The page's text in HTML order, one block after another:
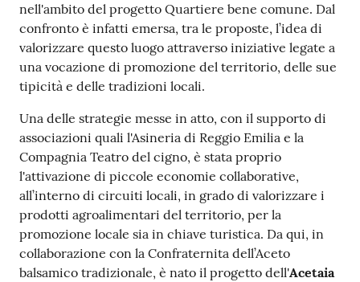
Seguici
su
nell'ambito del progetto Quartiere bene comune. Dal
confronto è infatti emersa, tra le proposte, l’idea di
valorizzare questo luogo attraverso iniziative legate a
una vocazione di promozione del territorio, delle sue
tipicità e delle tradizioni locali.
Una delle strategie messe in atto, con il supporto di
associazioni quali l'Asineria di Reggio Emilia e la
Compagnia Teatro del cigno, è stata proprio
l'attivazione di piccole economie collaborative,
all’interno di circuiti locali, in grado di valorizzare i
prodotti agroalimentari del territorio, per la
promozione locale sia in chiave turistica. Da qui, in
collaborazione con la Confraternita dell’Aceto
balsamico tradizionale, è nato il progetto dell'Acetaia